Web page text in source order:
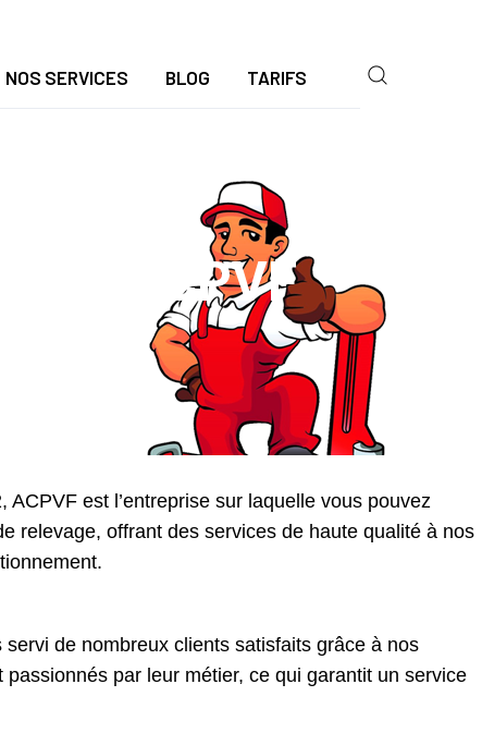
NOS SERVICES BLOG TARIFS
| ACPVF
est l’entreprise sur laquelle vous pouvez
relevage, offrant des services de haute qualité à nos
de nombreux clients satisfaits grâce à nos
par leur métier, ce qui garantit un service